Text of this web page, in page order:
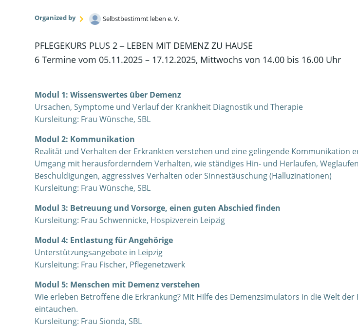
Organized by Selbstbestimmt leben e. V.
PFLEGEKURS PLUS 2 ‒ LEBEN MIT DEMENZ ZU HAUSE
6 Termine vom 05.11.2025 – 17.12.2025, Mittwochs von 14.00 bis 16.00 Uhr
Modul 1: Wissenswertes über Demenz
Ursachen, Symptome und Verlauf der Krankheit Diagnostik und Therapie
Kursleitung: Frau Wünsche, SBL
Modul 2: Kommunikation
Realität und Verhalten der Erkrankten verstehen und eine gelingende Kommunikation
Umgang mit herausforderndem Verhalten, wie ständiges Hin- und Herlaufen,
Beschuldigungen, aggressives Verhalten oder Sinnestäuschung (Halluzinationen)
Kursleitung: Frau Wünsche, SBL
Modul 3: Betreuung und Vorsorge, einen guten Abschied finden
Kursleitung: Frau Schwennicke, Hospizverein Leipzig
Modul 4: Entlastung für Angehörige
Unterstützungsangebote in Leipzig
Kursleitung: Frau Fischer, Pflegenetzwerk
Modul 5: Menschen mit Demenz verstehen
Wie erleben Betroffene die Erkrankung? Mit Hilfe des Demenzsimulators in die Welt der
eintauchen.
Kursleitung: Frau Sionda, SBL